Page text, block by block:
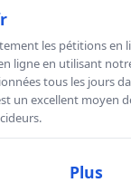
les pétitions en
ligne en utilisant
tous les jours
un excellent moyen
Plus